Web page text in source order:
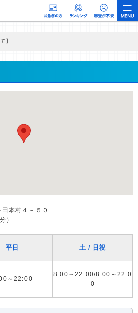
】
く、当編集部の調査／ユーザーへの口コミ収集な
提供を行っています。
本村４－５０
）
平日 土 / 日祝
～22:00
8:00～22:00/8:00～22:0
0